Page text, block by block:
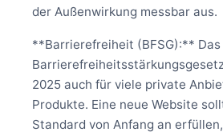
der Außenwirkung messbar aus.
**Barrierefreiheit (BFSG):** Das
2025 auch für viele private
Produkte. Eine neue Website
Standard von Anfang an